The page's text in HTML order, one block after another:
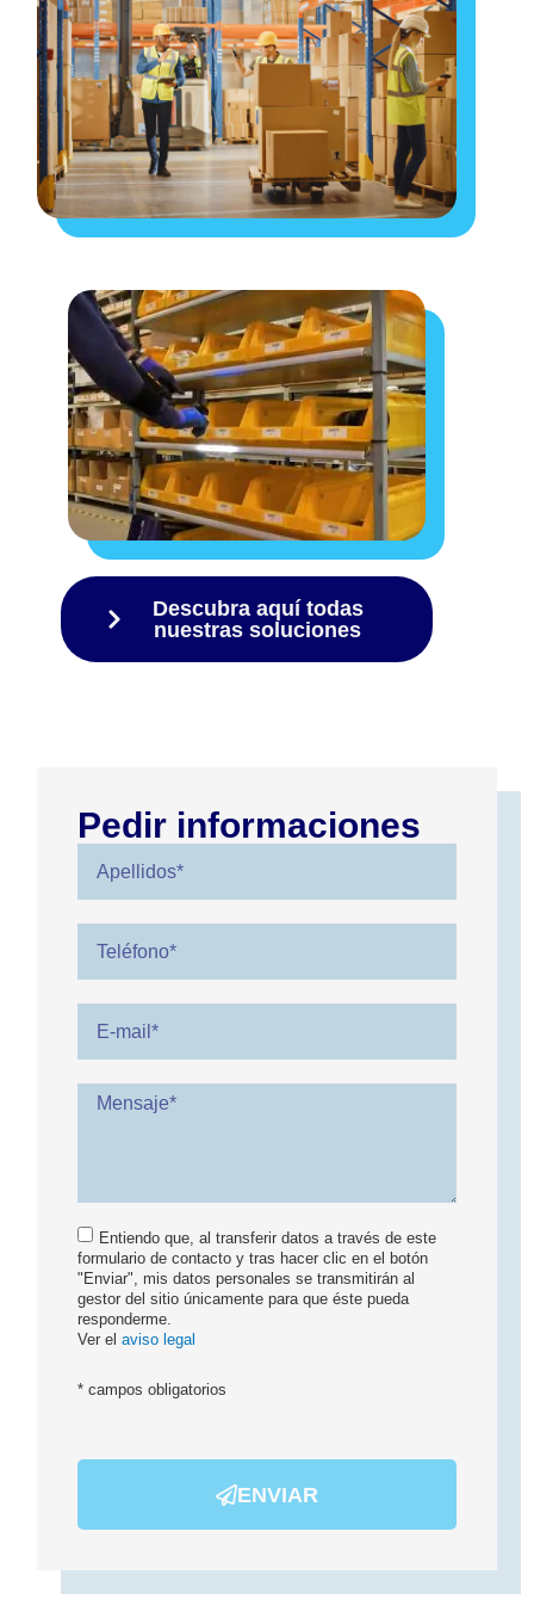
Descubra aquí todas
nuestras soluciones
Pedir informaciones
Entiendo que, al transferir datos a través de este
formulario de contacto y tras hacer clic en el botón
"Enviar", mis datos personales se transmitirán al
gestor del sitio únicamente para que éste pueda
responderme.
Ver elaviso legal
* campos obligatorios
ENVIAR